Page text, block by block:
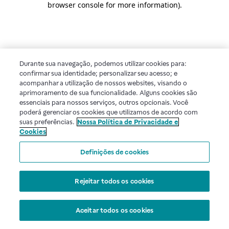
browser console for more information).
Durante sua navegação, podemos utilizar cookies para:
confirmar sua identidade; personalizar seu acesso; e
acompanhar a utilização de nossos websites, visando o
aprimoramento de sua funcionalidade. Alguns cookies são
essenciais para nossos serviços, outros opcionais. Você
poderá gerenciar os cookies que utilizamos de acordo com
suas preferências. Nossa Política de Privacidade e
Cookies
Definições de cookies
Rejeitar todos os cookies
Aceitar todos os cookies